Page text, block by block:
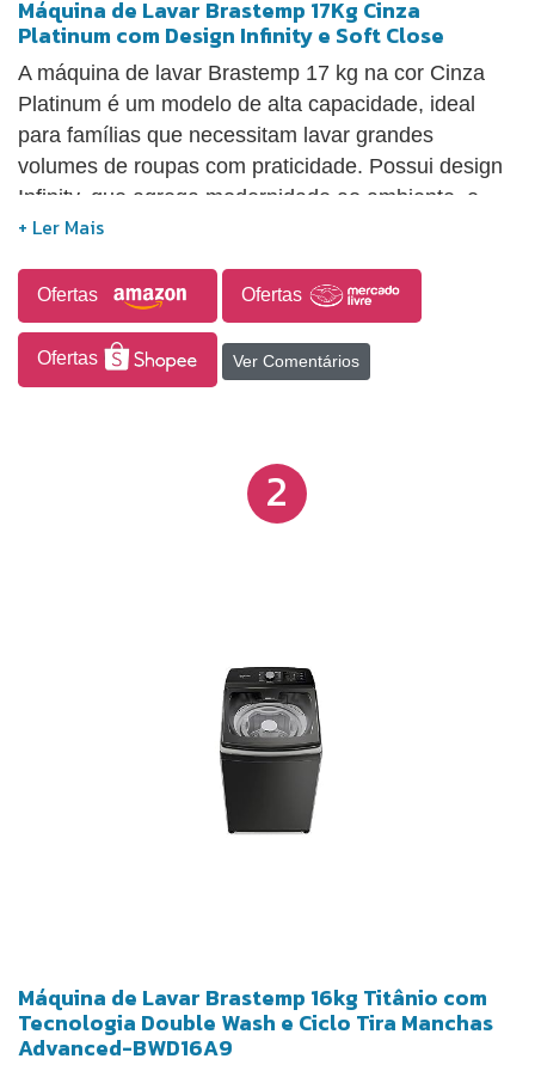
Máquina de Lavar Brastemp 17Kg Cinza
Platinum com Design Infinity e Soft Close
A máquina de lavar Brastemp 17 kg na cor Cinza
Platinum é um modelo de alta capacidade, ideal
para famílias que necessitam lavar grandes
volumes de roupas com praticidade. Possui design
Infinity, que agrega modernidade ao ambiente, e
tampa com sistema Soft Close, que garante
abertura superior e instalação independente, conta
com painel de controle por botões e 12 ciclos de
lavagem, oferecendo versatilidade para diferentes
tipos de tecidos e níveis de sujeira. Suas dimensões
Ofertas Ofertas
Ofertas Ver Comentários
2
Máquina de Lavar Brastemp 16kg Titânio com
Tecnologia Double Wash e Ciclo Tira Manchas
Advanced-BWD16A9